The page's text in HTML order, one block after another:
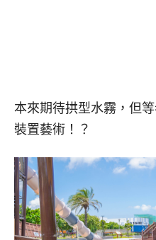
本來期待拱型水霧，但
裝置藝術！？